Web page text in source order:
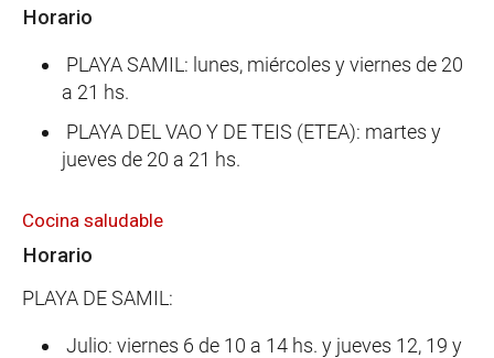
Horario
PLAYA SAMIL: lunes, miércoles y viernes de 20
a 21 hs.
PLAYA DEL VAO Y DE TEIS (ETEA): martes y
jueves de 20 a 21 hs.
Cocina saludable
Horario
PLAYA DE SAMIL:
Julio: viernes 6 de 10 a 14 hs. y jueves 12, 19 y